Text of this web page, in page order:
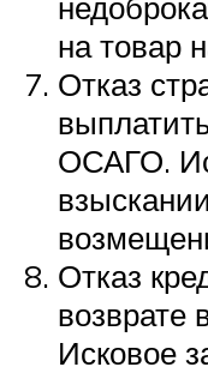
на товар
Отказ
ОСАГО.
Отказ
возврате
Исковое